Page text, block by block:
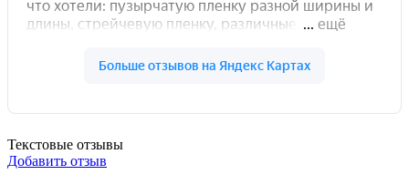
Текстовые отзывы
Добавить отзыв